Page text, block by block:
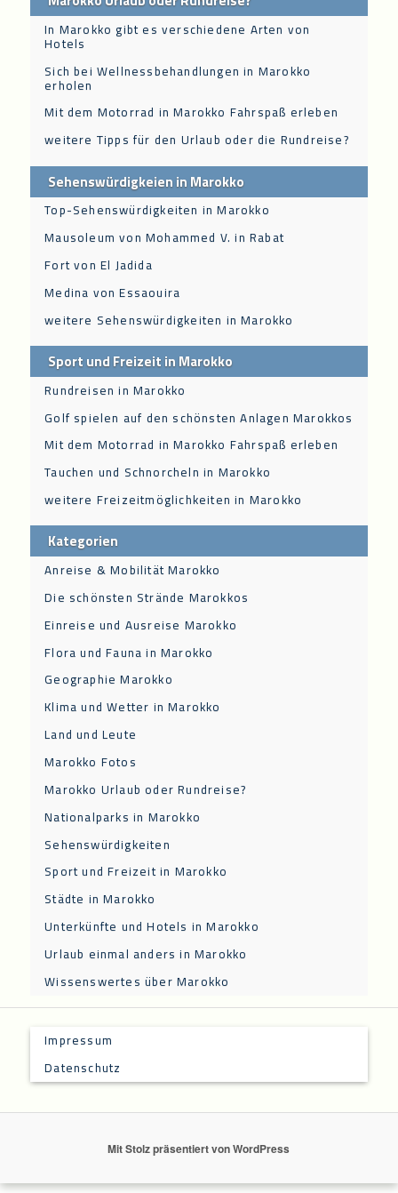
In Marokko gibt es verschiedene Arten von
Hotels
Sich bei Wellnessbehandlungen in Marokko
erholen
Mit dem Motorrad in Marokko Fahrspaß erleben
weitere Tipps für den Urlaub oder die Rundreise?
Sehenswürdigkeien in Marokko
Top-Sehenswürdigkeiten in Marokko
Mausoleum von Mohammed V. in Rabat
Fort von El Jadida
Medina von Essaouira
weitere Sehenswürdigkeiten in Marokko
Sport und Freizeit in Marokko
Rundreisen in Marokko
Golf spielen auf den schönsten Anlagen Marokkos
Mit dem Motorrad in Marokko Fahrspaß erleben
Tauchen und Schnorcheln in Marokko
weitere Freizeitmöglichkeiten in Marokko
Kategorien
Anreise & Mobilität Marokko
Die schönsten Strände Marokkos
Einreise und Ausreise Marokko
Flora und Fauna in Marokko
Geographie Marokko
Klima und Wetter in Marokko
Land und Leute
Marokko Fotos
Marokko Urlaub oder Rundreise?
Nationalparks in Marokko
Sehenswürdigkeiten
Sport und Freizeit in Marokko
Städte in Marokko
Unterkünfte und Hotels in Marokko
Urlaub einmal anders in Marokko
Wissenswertes über Marokko
Impressum
Datenschutz
Mit Stolz präsentiert von WordPress